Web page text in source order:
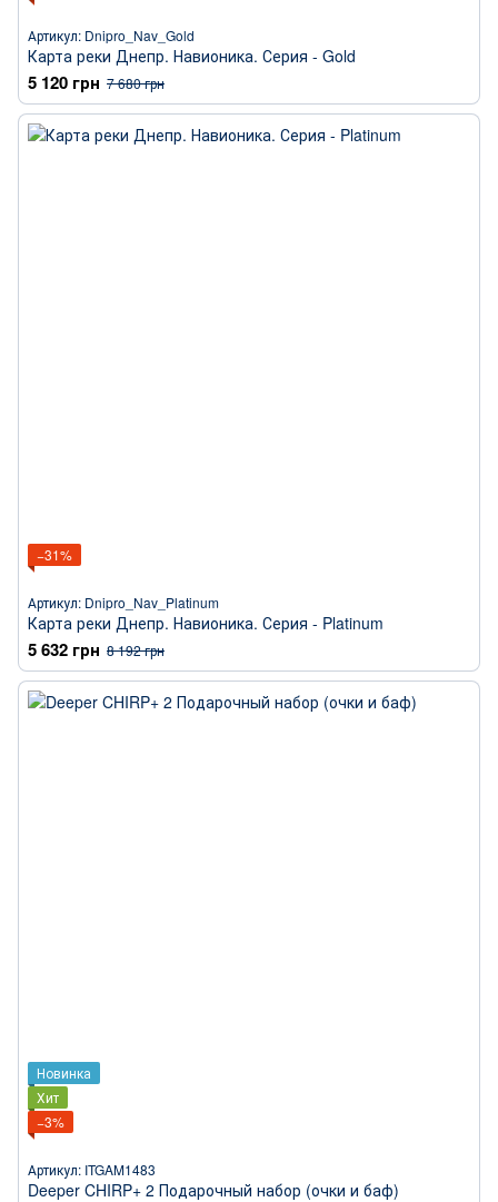
Артикул: Dnipro_Nav_Gold
Карта реки Днепр. Навионика. Серия - Gold
5 120 грн 7 680 грн
−31%
Артикул: Dnipro_Nav_Platinum
Карта реки Днепр. Навионика. Серия - Platinum
5 632 грн 8 192 грн
Новинка
Хит
−3%
Артикул: ITGAM1483
Deeper CHIRP+ 2 Подарочный набор (очки и баф)